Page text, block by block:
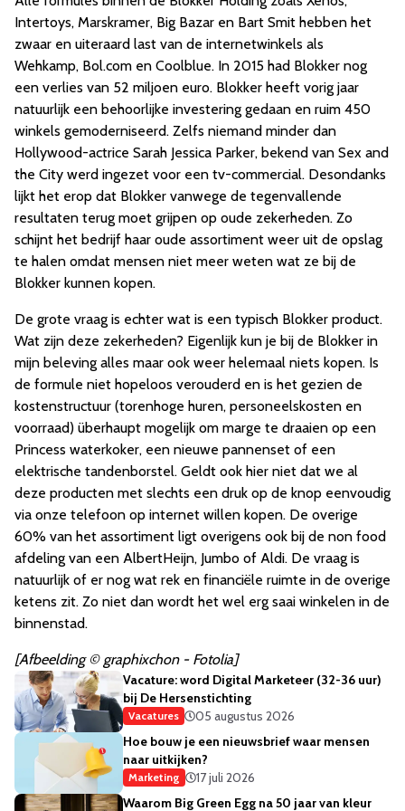
Intertoys, Marskramer, Big Bazar en Bart Smit hebben het
zwaar en uiteraard last van de internetwinkels als
Wehkamp, Bol.com en Coolblue. In 2015 had Blokker nog
een verlies van 52 miljoen euro. Blokker heeft vorig jaar
natuurlijk een behoorlijke investering gedaan en ruim 450
winkels gemoderniseerd. Zelfs niemand minder dan
Hollywood-actrice Sarah Jessica Parker, bekend van Sex and
the City werd ingezet voor een tv-commercial. Desondanks
lijkt het erop dat Blokker vanwege de tegenvallende
resultaten terug moet grijpen op oude zekerheden. Zo
schijnt het bedrijf haar oude assortiment weer uit de opslag
te halen omdat mensen niet meer weten wat ze bij de
Blokker kunnen kopen.
De grote vraag is echter wat is een typisch Blokker product.
Wat zijn deze zekerheden? Eigenlijk kun je bij de Blokker in
mijn beleving alles maar ook weer helemaal niets kopen. Is
de formule niet hopeloos verouderd en is het gezien de
kostenstructuur (torenhoge huren, personeelskosten en
voorraad) überhaupt mogelijk om marge te draaien op een
Princess waterkoker, een nieuwe pannenset of een
elektrische tandenborstel. Geldt ook hier niet dat we al
deze producten met slechts een druk op de knop eenvoudig
via onze telefoon op internet willen kopen. De overige
60% van het assortiment ligt overigens ook bij de non food
afdeling van een AlbertHeijn, Jumbo of Aldi. De vraag is
natuurlijk of er nog wat rek en financiële ruimte in de overige
ketens zit. Zo niet dan wordt het wel erg saai winkelen in de
binnenstad.
[Afbeelding © graphixchon - Fotolia]
Vacature: word Digital Marketeer (32-36 uur)
bij De Hersenstichting
Vacatures
05 augustus 2026
Hoe bouw je een nieuwsbrief waar mensen
naar uitkijken?
Marketing
17 juli 2026
Waarom Big Green Egg na 50 jaar van kleur